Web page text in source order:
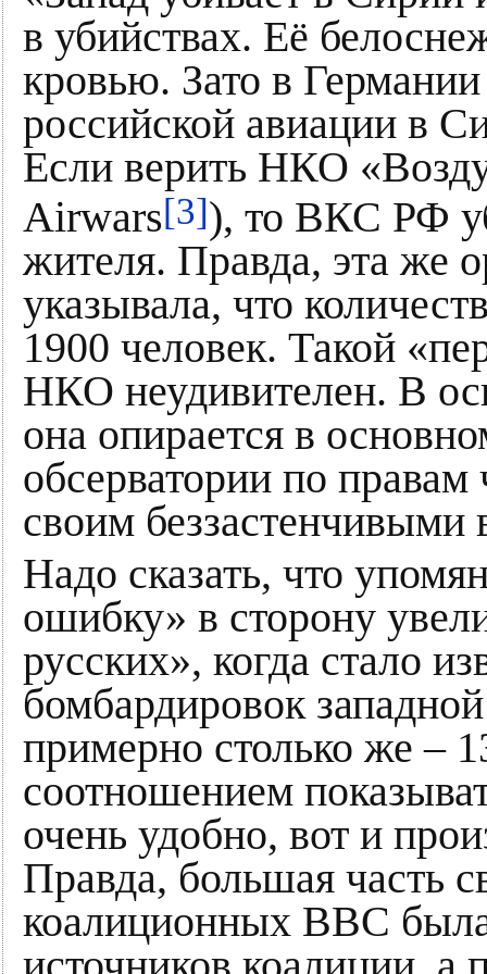
в убийствах. Её
кровью. Зато в
российской авиации в
Если верить НКО
Airwars[3]), то ВКС РФ
жителя. Правда, эта же
указывала, что
1900 человек. Такой
НКО неудивителен. В
она опирается в
обсерватории по правам
своим беззастенчивыми
Надо сказать, что
ошибку» в сторону
русских», когда стало
бомбардировок
примерно столько же –
соотношением
очень удобно, вот и
Правда, большая часть
коалиционных ВВС